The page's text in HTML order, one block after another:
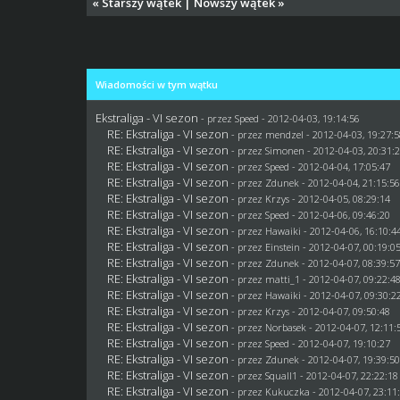
Wiadomości w tym wątku
Ekstraliga - VI sezon - przezSpeed - 2012-04-03, 19:14:56
RE: Ekstraliga - VI sezon - przez mendzel - 2012-04-03,
RE: Ekstraliga - VI sezon - przezSimonen - 2012-04-03,
RE: Ekstraliga - VI sezon - przezSpeed - 2012-04-04, 17:05:47
RE: Ekstraliga - VI sezon - przez Zdunek - 2012-04-04, 21:15:56
RE: Ekstraliga - VI sezon - przez Krzys - 2012-04-05, 08:29:14
RE: Ekstraliga - VI sezon - przezSpeed - 2012-04-06, 09:46:20
RE: Ekstraliga - VI sezon - przez Hawaiki - 2012-04-06,
RE: Ekstraliga - VI sezon - przez Einstein - 2012-04-07, 00:19:05
RE: Ekstraliga - VI sezon - przez Zdunek - 2012-04-07, 08:39:57
RE: Ekstraliga - VI sezon - przez matti_1 - 2012-04-07, 09:22:48
RE: Ekstraliga - VI sezon - przez Hawaiki - 2012-04-07, 09:30:22
RE: Ekstraliga - VI sezon - przez Krzys - 2012-04-07, 09:50:48
RE: Ekstraliga - VI sezon - przez Norbasek - 2012-04-07,
RE: Ekstraliga - VI sezon - przezSpeed - 2012-04-07, 19:10:27
RE: Ekstraliga - VI sezon - przez Zdunek - 2012-04-07, 19:39:50
RE: Ekstraliga - VI sezon - przezSquall1 - 2012-04-07, 22:22:18
RE: Ekstraliga - VI sezon - przez Kukuczka - 2012-04-07,